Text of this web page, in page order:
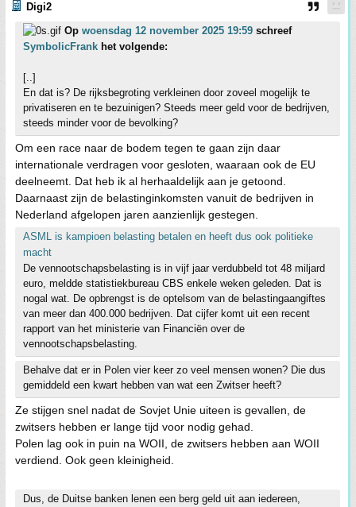
Digi2
Op woensdag 12 november 2025 19:59 schreef
SymbolicFrank het volgende:
[..]
En dat is? De rijksbegroting verkleinen door zoveel mogelijk te
privatiseren en te bezuinigen? Steeds meer geld voor de bedrijven,
steeds minder voor de bevolking?
Om een race naar de bodem tegen te gaan zijn daar
internationale verdragen voor gesloten, waaraan ook de EU
deelneemt. Dat heb ik al herhaaldelijk aan je getoond.
Daarnaast zijn de belastinginkomsten vanuit de bedrijven in
Nederland afgelopen jaren aanzienlijk gestegen.
ASML is kampioen belasting betalen en heeft dus ook politieke
macht
De vennootschapsbelasting is in vijf jaar verdubbeld tot 48 miljard
euro, meldde statistiekbureau CBS enkele weken geleden. Dat is
nogal wat. De opbrengst is de optelsom van de belastingaangiftes
van meer dan 400.000 bedrijven. Dat cijfer komt uit een recent
rapport van het ministerie van Financiën over de
vennootschapsbelasting.
Behalve dat er in Polen vier keer zo veel mensen wonen? Die dus
gemiddeld een kwart hebben van wat een Zwitser heeft?
Ze stijgen snel nadat de Sovjet Unie uiteen is gevallen, de
zwitsers hebben er lange tijd voor nodig gehad.
Polen lag ook in puin na WOII, de zwitsers hebben aan WOII
verdiend. Ook geen kleinigheid.
Dus, de Duitse banken lenen een berg geld uit aan iedereen,